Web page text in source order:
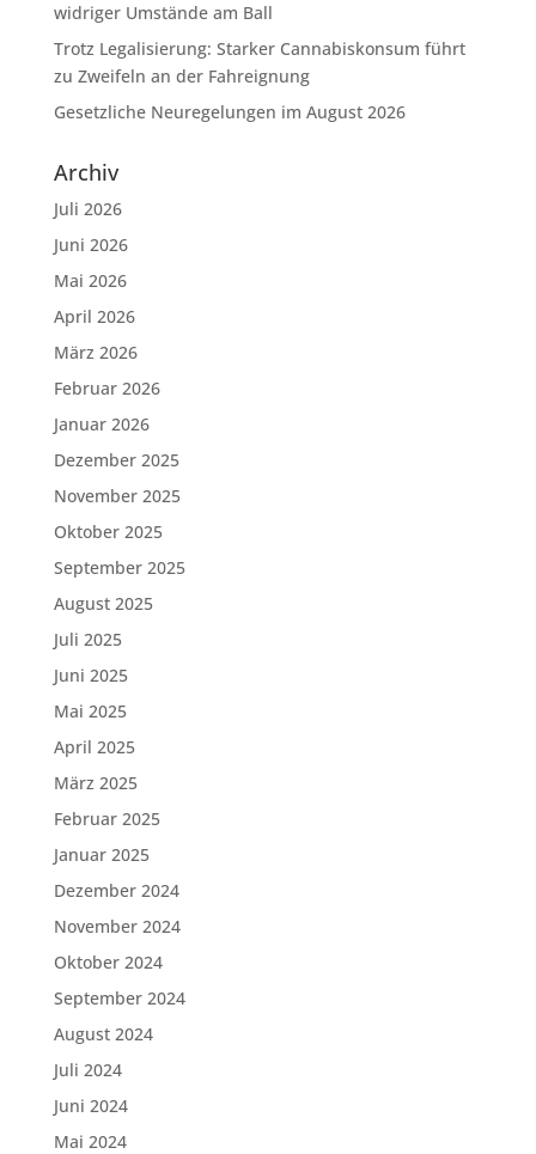
widriger Umstände am Ball
Trotz Legalisierung: Starker Cannabiskonsum führt
zu Zweifeln an der Fahreignung
Gesetzliche Neuregelungen im August 2026
Archiv
Juli 2026
Juni 2026
Mai 2026
April 2026
März 2026
Februar 2026
Januar 2026
Dezember 2025
November 2025
Oktober 2025
September 2025
August 2025
Juli 2025
Juni 2025
Mai 2025
April 2025
März 2025
Februar 2025
Januar 2025
Dezember 2024
November 2024
Oktober 2024
September 2024
August 2024
Juli 2024
Juni 2024
Mai 2024